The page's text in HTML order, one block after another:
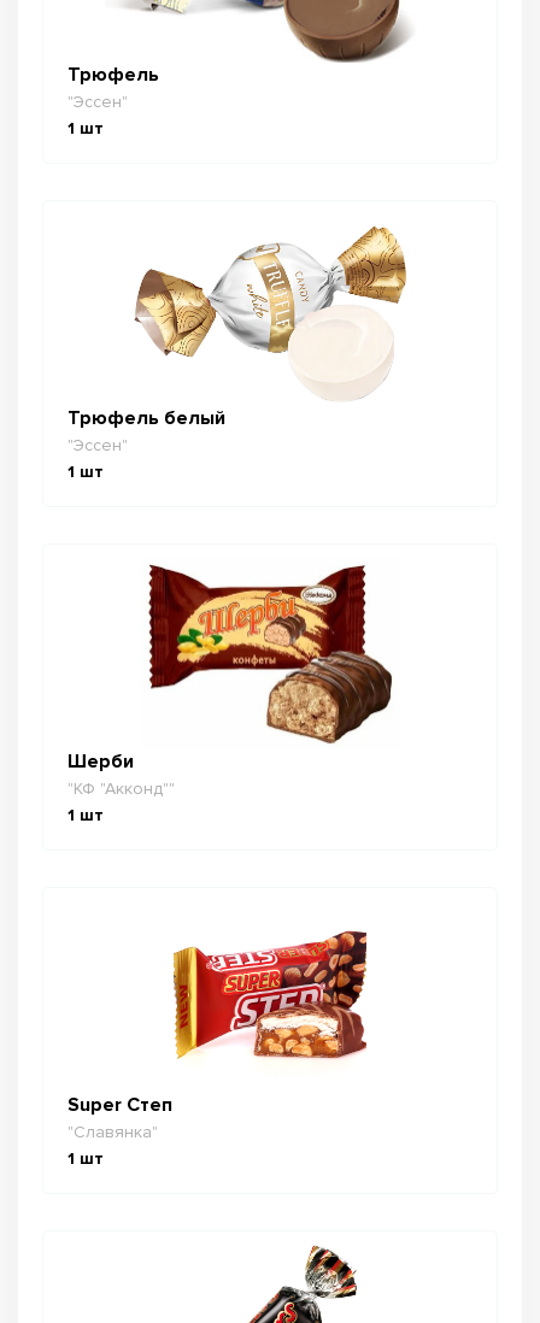
Трюфель
"Эссен"
1 шт
Трюфель белый
"Эссен"
1 шт
Шерби
"КФ "Акконд""
1 шт
Super Степ
"Славянка"
1 шт